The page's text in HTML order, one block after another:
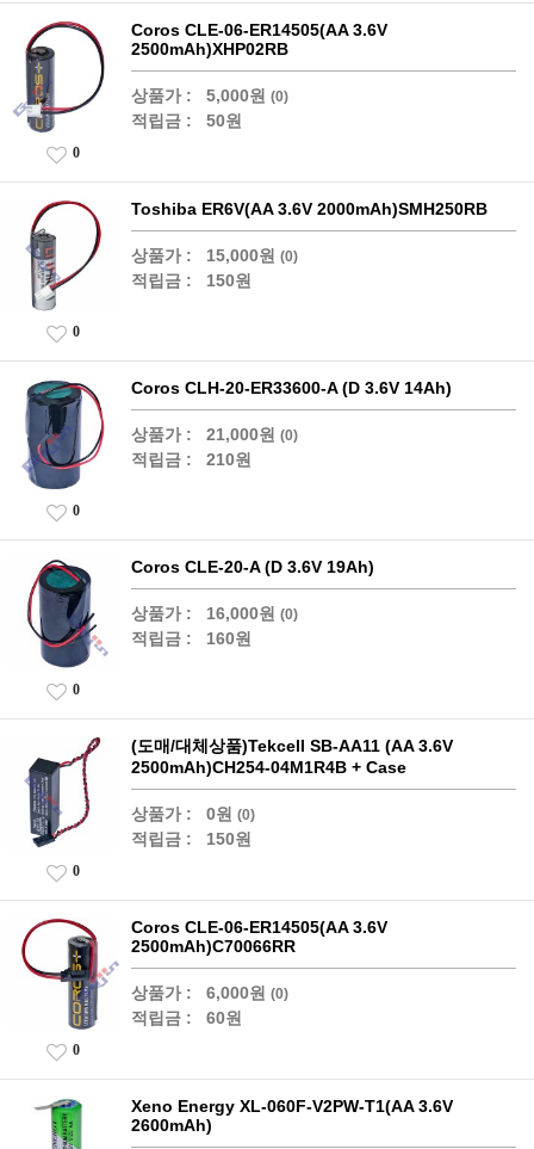
Coros CLE-06-ER14505(AA 3.6V
2500mAh)XHP02RB
상품가 : 5,000원 (0)
적립금 : 50원
0
Toshiba ER6V(AA 3.6V 2000mAh)SMH250RB
상품가 : 15,000원 (0)
적립금 : 150원
0
Coros CLH-20-ER33600-A (D 3.6V 14Ah)
상품가 : 21,000원 (0)
적립금 : 210원
0
Coros CLE-20-A (D 3.6V 19Ah)
상품가 : 16,000원 (0)
적립금 : 160원
0
(도매/대체상품)Tekcell SB-AA11 (AA 3.6V
2500mAh)CH254-04M1R4B + Case
상품가 : 0원 (0)
적립금 : 150원
0
Coros CLE-06-ER14505(AA 3.6V
2500mAh)C70066RR
상품가 : 6,000원 (0)
적립금 : 60원
0
Xeno Energy XL-060F-V2PW-T1(AA 3.6V
2600mAh)